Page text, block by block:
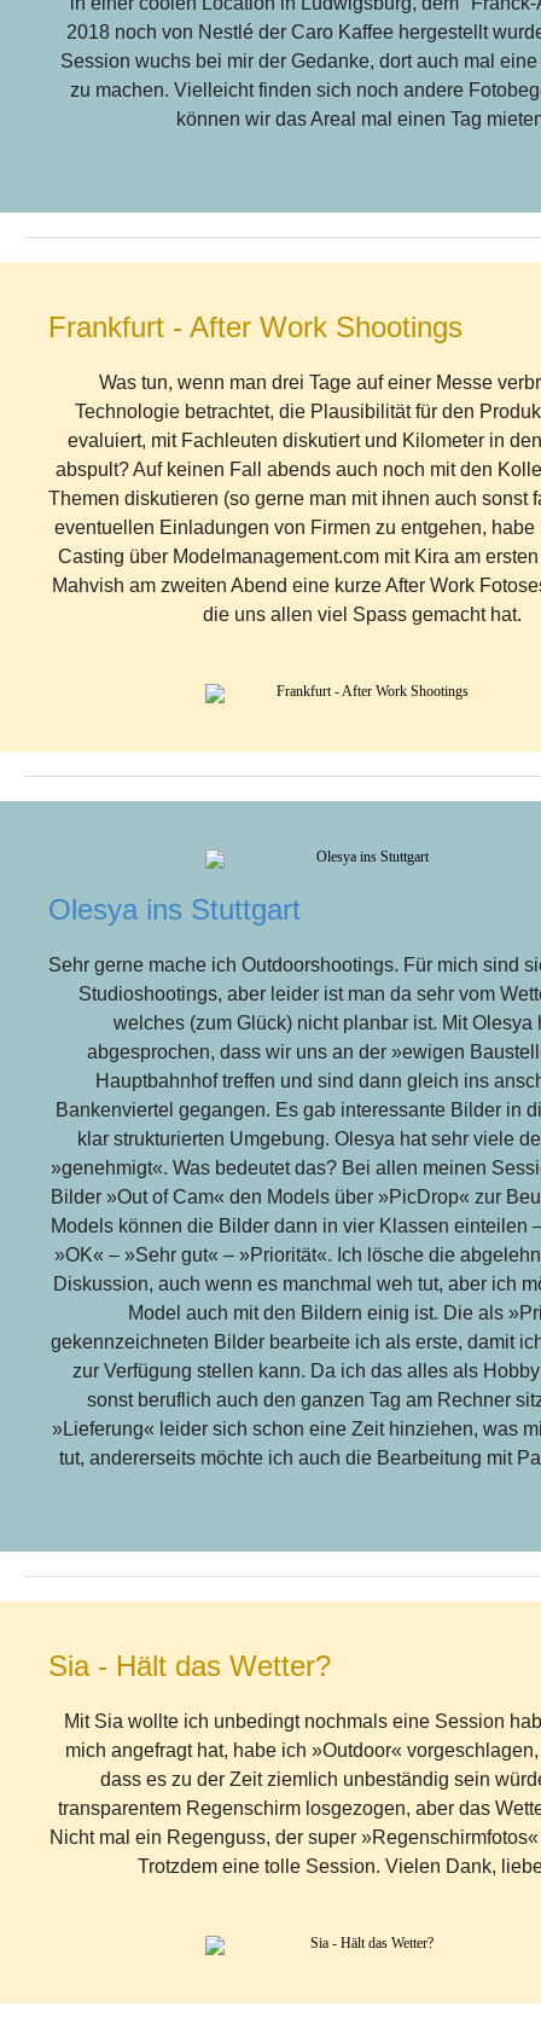
2018 noch von Nestlé der Caro Kaffee hergestellt
Session wuchs bei mir der Gedanke, dort auch mal
zu machen. Vielleicht finden sich noch andere
können wir das Areal mal einen Tag
Frankfurt - After Work Shootings
Was tun, wenn man drei Tage auf einer Messe
Technologie betrachtet, die Plausibilität für den
evaluiert, mit Fachleuten diskutiert und Kilometer in
abspult? Auf keinen Fall abends auch noch mit den
Themen diskutieren (so gerne man mit ihnen auch sonst
eventuellen Einladungen von Firmen zu entgehen, habe
Casting über Modelmanagement.com mit Kira am
Mahvish am zweiten Abend eine kurze After Work
die uns allen viel Spass gemacht hat.
Olesya ins Stuttgart
Sehr gerne mache ich Outdoorshootings. Für mich sind
Studioshootings, aber leider ist man da sehr vom
welches (zum Glück) nicht planbar ist. Mit Olesya
abgesprochen, dass wir uns an der »ewigen
Hauptbahnhof treffen und sind dann gleich ins
Bankenviertel gegangen. Es gab interessante Bilder in
klar strukturierten Umgebung. Olesya hat sehr viele
»genehmigt«. Was bedeutet das? Bei allen meinen
Bilder »Out of Cam« den Models über »PicDrop« zur
Models können die Bilder dann in vier Klassen einteilen
»OK« – »Sehr gut« – »Priorität«. Ich lösche die
Diskussion, auch wenn es manchmal weh tut, aber ich
Model auch mit den Bildern einig ist. Die als
gekennzeichneten Bilder bearbeite ich als erste, damit
zur Verfügung stellen kann. Da ich das alles als
sonst beruflich auch den ganzen Tag am Rechner
»Lieferung« leider sich schon eine Zeit hinziehen, was
tut, andererseits möchte ich auch die Bearbeitung mit
Sia - Hält das Wetter?
Mit Sia wollte ich unbedingt nochmals eine Session
mich angefragt hat, habe ich »Outdoor«
dass es zu der Zeit ziemlich unbeständig sein
transparentem Regenschirm losgezogen, aber das
Nicht mal ein Regenguss, der super
Trotzdem eine tolle Session. Vielen Dank,